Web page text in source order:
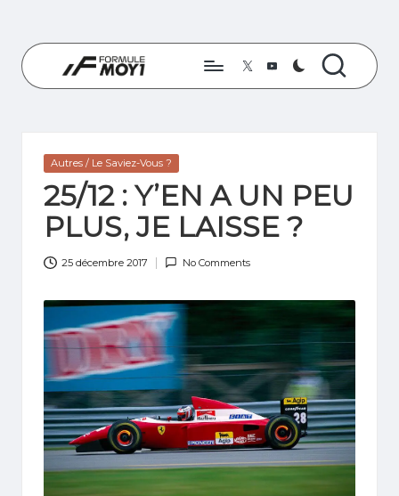
content
F
R
M
U
L
M
O
Y
1
Les
premiers
TwitterYouTube
Posted
Autres / Le Saviez-Vous ?
25/12 : Y’EN A UN PEU
PLUS, JE LAISSE ?
25 décembre 2017 No Comments